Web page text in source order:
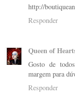
http://
Responder
Queen of
Gosto de
margem para
Responder